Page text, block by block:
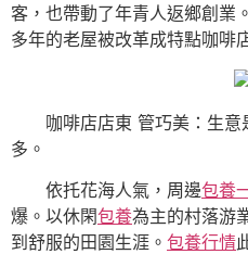
客，也帶動了年青人返鄉創業
多年的老屋被改革成特點咖啡
咖啡店店東 管巧美：生
多。
依托花海人氣，周邊包養
爆。以休閑包養為主的村落游
到舒服的田園生涯。 包養行情